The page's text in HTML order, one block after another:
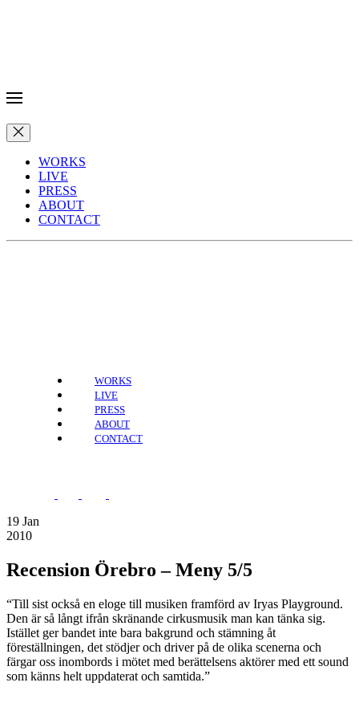
WORKS
LIVE
PRESS
ABOUT
CONTACT
WORKS
LIVE
PRESS
ABOUT
CONTACT
19 Jan
2010
Recension Örebro – Meny 5/5
“Till sist också en eloge till musiken framförd av Iryas Playground.
Den är så långt ifrån skränande cirkusmusik man kan tänka sig.
Istället ger bandet inte bara bakgrund och stämning åt
föreställningen, det stödjer och driver på de olika scenerna och
färgar oss inombords i mötet med berättelsens aktörer med ett sound
som känns helt uppdaterat och samtida.”